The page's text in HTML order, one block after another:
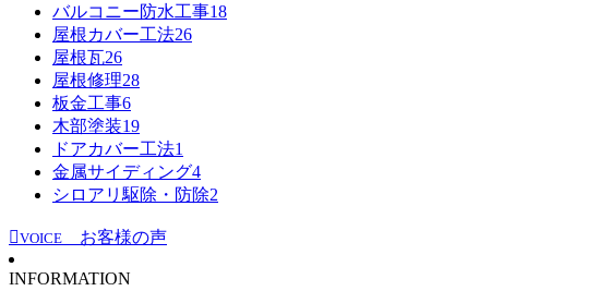
バルコニー防水工事18
屋根カバー工法26
屋根瓦26
屋根修理28
板金工事6
木部塗装19
ドアカバー工法1
金属サイディング4
シロアリ駆除・防除2
VOICE お客様の声
INFORMATION